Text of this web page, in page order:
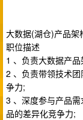
大数据(湖仓)产品架
职位描述
1 、负责大数据产
2 、负责带领技术
争力;
3 、深度参与产品
品的差异化竞争力;